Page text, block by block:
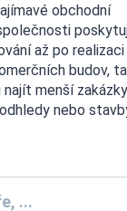
obchodní
až po realizaci
budov,
menší
nebo